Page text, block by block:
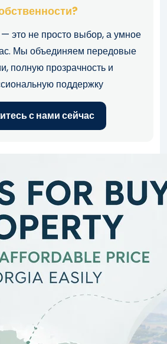
это не просто выбор, а умное
Мы объединяем передовые
полную прозрачность и
поддержку
с нами сейчас